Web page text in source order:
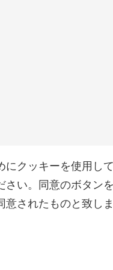
クッキーを使用し
さい。同意のボタン
されたものと致しま